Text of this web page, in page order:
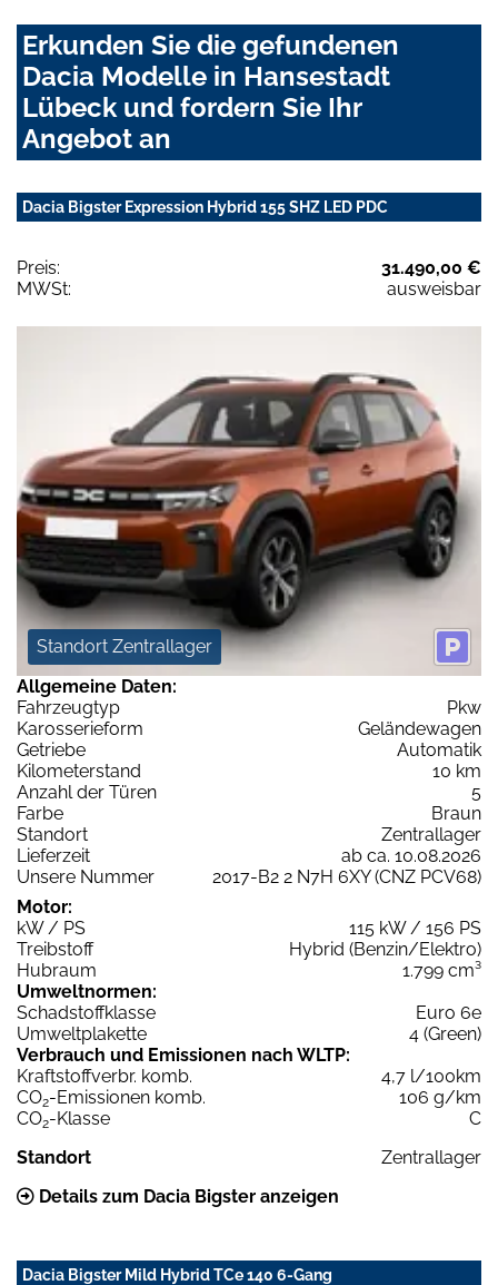
Erkunden Sie die gefundenen
Dacia Modelle in Hansestadt
Lübeck und fordern Sie Ihr
Angebot an
Dacia Bigster Expression Hybrid 155 SHZ LED PDC
Preis:
31.490,00 €
MWSt:
ausweisbar
Standort Zentrallager
Allgemeine Daten:
Fahrzeugtyp
Pkw
Karosserieform
Geländewagen
Getriebe
Automatik
Kilometerstand
10 km
Anzahl der Türen
5
Farbe
Braun
Standort
Zentrallager
Lieferzeit
ab ca. 10.08.2026
Unsere Nummer
2017-B2 2 N7H 6XY (CNZ PCV68)
Motor:
kW / PS
115 kW / 156 PS
Treibstoff
Hybrid (Benzin/Elektro)
Hubraum
1.799 cm³
Umweltnormen:
Schadstoffklasse
Euro 6e
Umweltplakette
4 (Green)
Verbrauch und Emissionen nach WLTP:
Kraftstoffverbr. komb.
4,7 l/100km
CO2-Emissionen komb.
106 g/km
CO2-Klasse
C
Standort
Zentrallager
Details zum Dacia Bigster anzeigen
Dacia Bigster Mild Hybrid TCe 140 6-Gang